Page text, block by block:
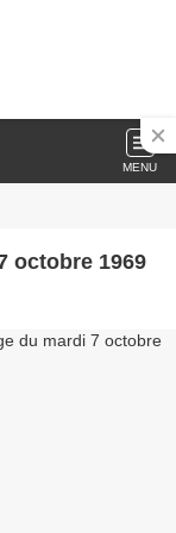
MENU
octobre 1969